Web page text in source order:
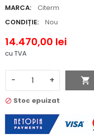
MARCA:
Citerm
CONDIȚIE:
Nou
14.470,00 lei
cu TVA
- + 
 Stoc epuizat